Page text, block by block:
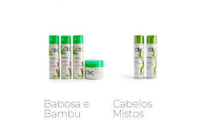
Babosa e
Bambu
Cabelos
Mistos